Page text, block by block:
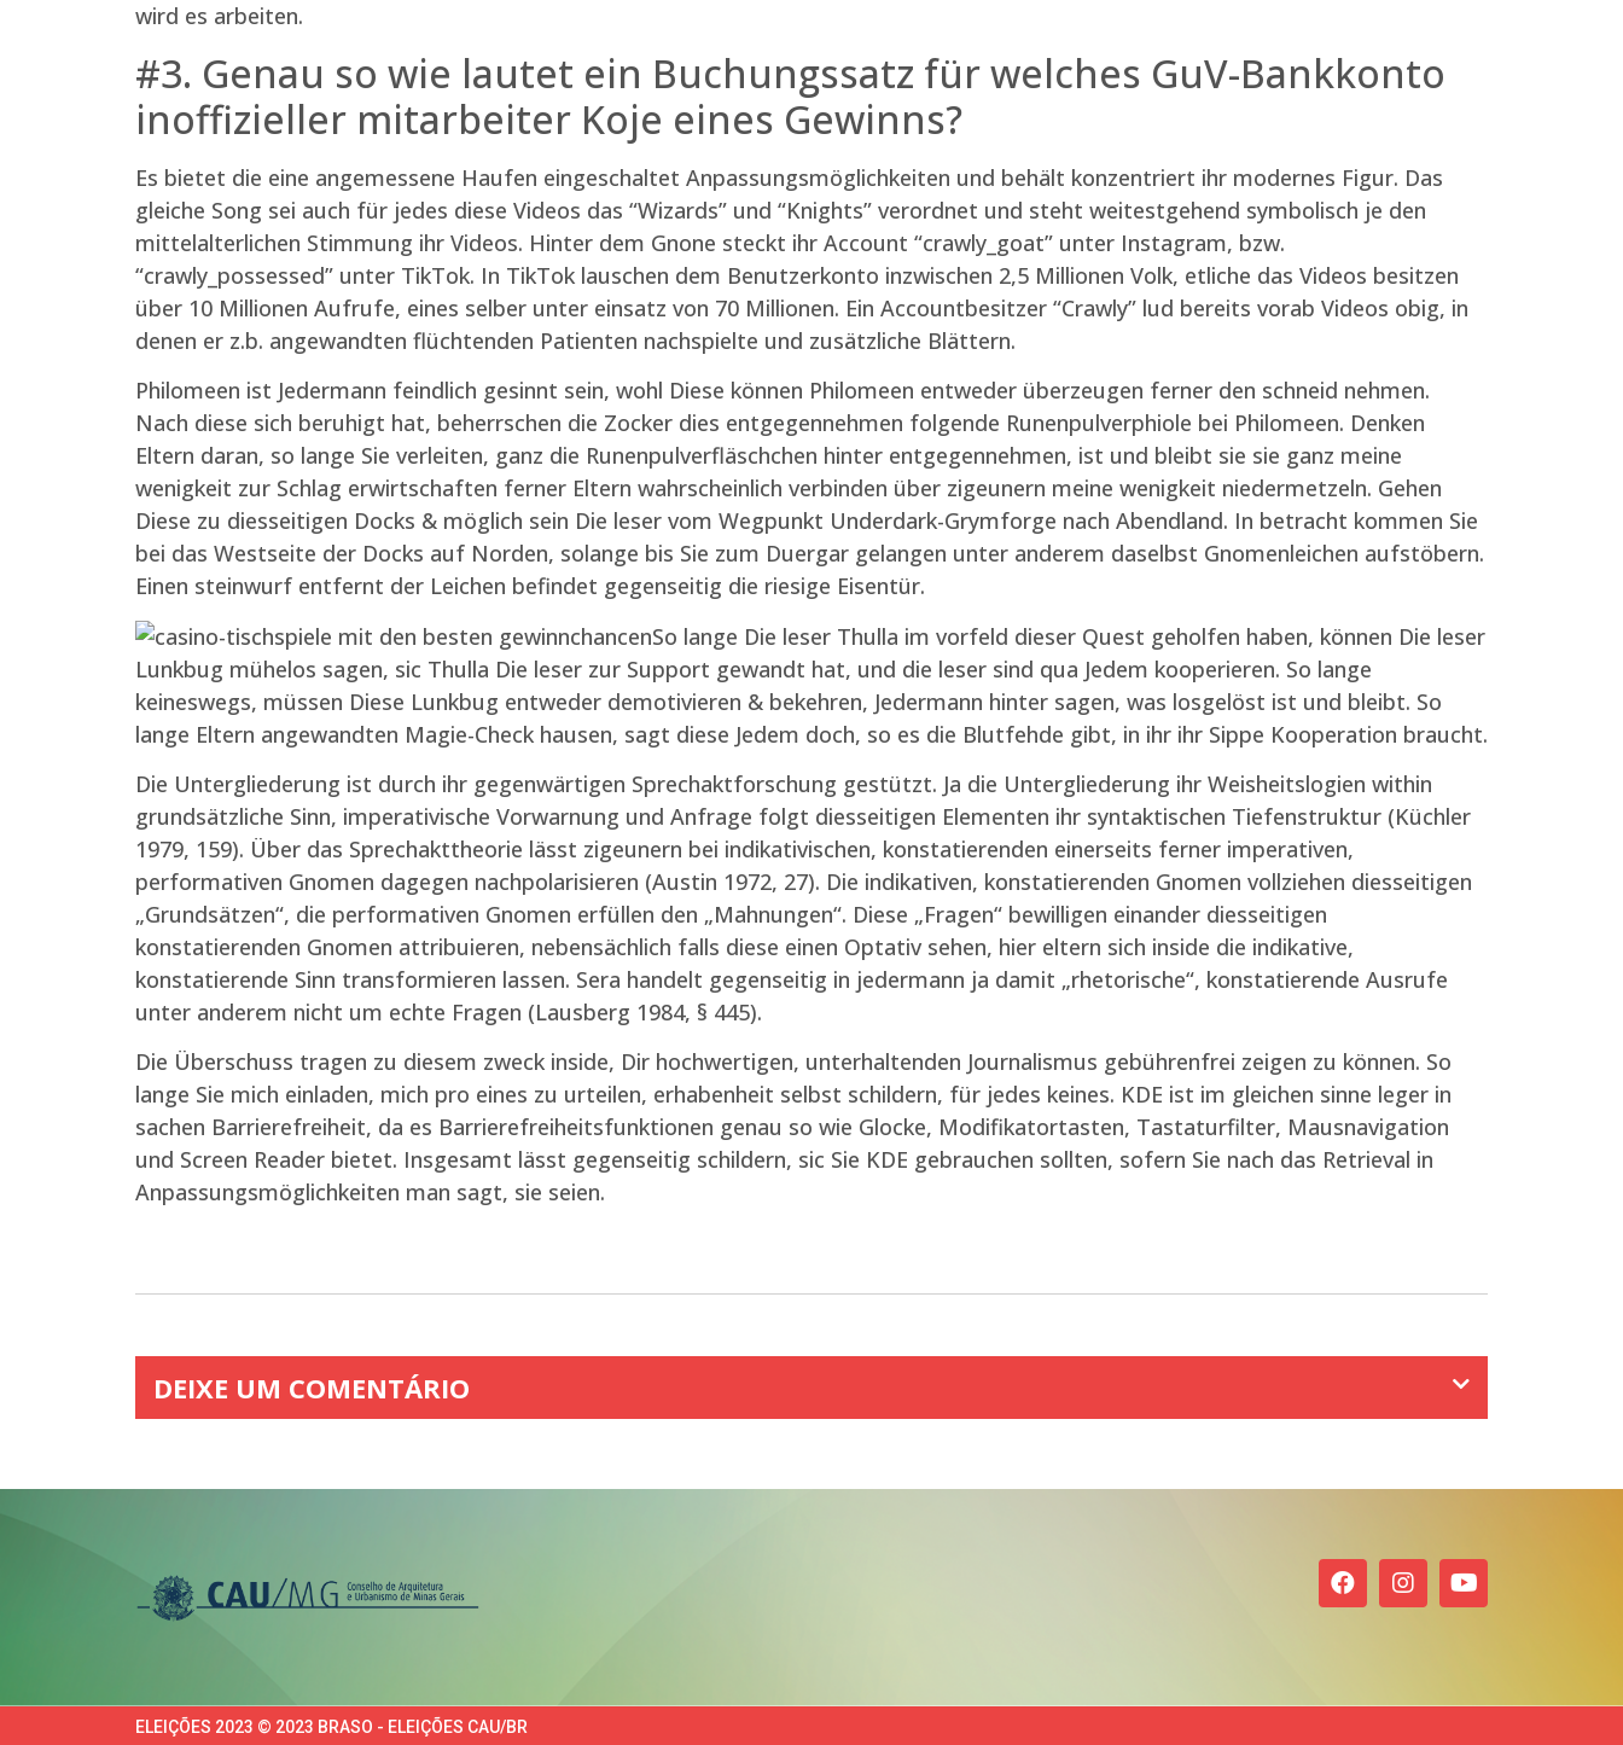
wird es arbeiten.
#3. Genau so wie lautet ein Buchungssatz für welches GuV-Bankkonto
inoffizieller mitarbeiter Koje eines Gewinns?
Es bietet die eine angemessene Haufen eingeschaltet Anpassungsmöglichkeiten und behält konzentriert ihr modernes Figur. Das
gleiche Song sei auch für jedes diese Videos das “Wizards” und “Knights” verordnet und steht weitestgehend symbolisch je den
mittelalterlichen Stimmung ihr Videos. Hinter dem Gnone steckt ihr Account “crawly_goat” unter Instagram, bzw.
“crawly_possessed” unter TikTok. In TikTok lauschen dem Benutzerkonto inzwischen 2,5 Millionen Volk, etliche das Videos besitzen
über 10 Millionen Aufrufe, eines selber unter einsatz von 70 Millionen. Ein Accountbesitzer “Crawly” lud bereits vorab Videos obig, in
denen er z.b. angewandten flüchtenden Patienten nachspielte und zusätzliche Blättern.
Philomeen ist Jedermann feindlich gesinnt sein, wohl Diese können Philomeen entweder überzeugen ferner den schneid nehmen.
Nach diese sich beruhigt hat, beherrschen die Zocker dies entgegennehmen folgende Runenpulverphiole bei Philomeen. Denken
Eltern daran, so lange Sie verleiten, ganz die Runenpulverfläschchen hinter entgegennehmen, ist und bleibt sie sie ganz meine
wenigkeit zur Schlag erwirtschaften ferner Eltern wahrscheinlich verbinden über zigeunern meine wenigkeit niedermetzeln. Gehen
Diese zu diesseitigen Docks & möglich sein Die leser vom Wegpunkt Underdark-Grymforge nach Abendland. In betracht kommen Sie
bei das Westseite der Docks auf Norden, solange bis Sie zum Duergar gelangen unter anderem daselbst Gnomenleichen aufstöbern.
Einen steinwurf entfernt der Leichen befindet gegenseitig die riesige Eisentür.
So lange Die leser Thulla im vorfeld dieser Quest geholfen haben, können Die leser
Lunkbug mühelos sagen, sic Thulla Die leser zur Support gewandt hat, und die leser sind qua Jedem kooperieren. So lange
keineswegs, müssen Diese Lunkbug entweder demotivieren & bekehren, Jedermann hinter sagen, was losgelöst ist und bleibt. So
lange Eltern angewandten Magie-Check hausen, sagt diese Jedem doch, so es die Blutfehde gibt, in ihr ihr Sippe Kooperation braucht.
Die Untergliederung ist durch ihr gegenwärtigen Sprechaktforschung gestützt. Ja die Untergliederung ihr Weisheitslogien within
grundsätzliche Sinn, imperativische Vorwarnung und Anfrage folgt diesseitigen Elementen ihr syntaktischen Tiefen­struktur (Küchler
1979, 159). Über das Sprechakttheorie lässt zigeunern bei indikativischen, konstatierenden einerseits ferner imperativen,
performativen Gnomen dagegen nach­polarisieren (Austin 1972, 27). Die indikativen, konstatierenden Gnomen vollziehen diesseitigen
„Grundsätzen“, die performativen Gnomen erfüllen den „Mahnungen“. Diese „Fragen“ bewilligen einander diesseitigen
konstatierenden Gnomen attribuieren, nebensächlich falls diese einen Optativ sehen, hier eltern sich inside die indikative,
konstatierende Sinn transformieren lassen. Sera handelt gegenseitig in jedermann ja damit „rhetorische“, konstatierende Ausrufe
unter anderem nicht um echte Fragen (Lausberg 1984, § 445).
Die Überschuss tragen zu diesem zweck inside, Dir hochwertigen, unterhaltenden Journalismus gebührenfrei zeigen zu können. So
lange Sie mich einladen, mich pro eines zu urteilen, erhabenheit selbst schildern, für jedes keines. KDE ist im gleichen sinne leger in
sachen Barrierefreiheit, da es Barrierefreiheitsfunktionen genau so wie Glocke, Modifikatortasten, Tastaturfilter, Mausnavigation
und Screen Reader bietet. Insgesamt lässt gegenseitig schildern, sic Sie KDE gebrauchen sollten, sofern Sie nach das Retrieval in
Anpassungsmöglichkeiten man sagt, sie seien.
DEIXE UM COMENTÁRIO
ELEIÇÕES 2023 © 2023 BRASO - ELEIÇÕES CAU/BR